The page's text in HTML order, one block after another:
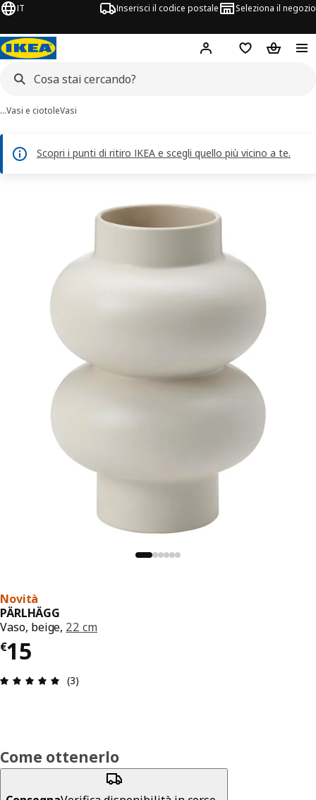
IT Inserisci il codice postale Seleziona il negozio
Hej! AccediLista deiCarrello
…Vasi e ciotoleVasi
Scopri i punti di ritiro IKEA e scegli quello più vicino a te.
Novità
PÄRLHÄGG
Vaso, beige, 22 cm
€15
Prezzo € 15
Recensione: 5 di 5 stelle. Recensioni totali: 3
(3)
Come ottenerlo